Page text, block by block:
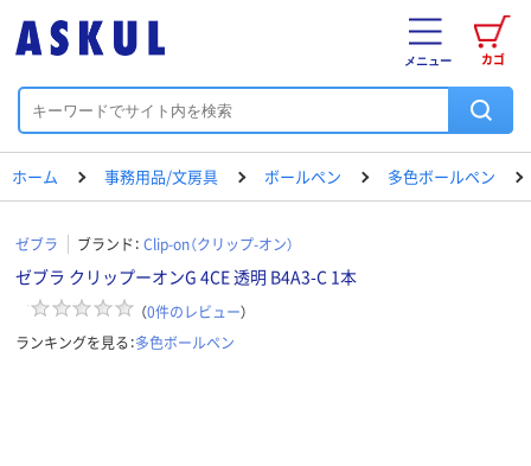
カゴ
メニュー
ホーム 事務用品/文房具 ボールペン 多色ボールペン
ゼブラ ブランド： Clip-on（クリップ-オン）
ゼブラ クリップーオンG 4CE 透明 B4A3-C 1本
（0件のレビュー）
ランキングを見る：多色ボールペン